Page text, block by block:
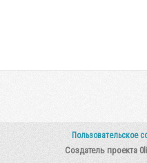
Пользовательское
Создатель проекта